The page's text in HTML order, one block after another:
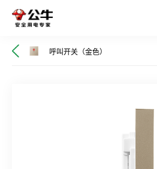
呼叫开关（金色）